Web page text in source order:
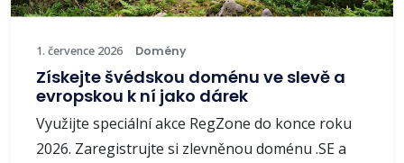
1. července 2026 Domény
Získejte švédskou doménu ve slevě a
evropskou k ní jako dárek
Využijte speciální akce RegZone do konce roku
2026. Zaregistrujte si zlevněnou doménu .SE a